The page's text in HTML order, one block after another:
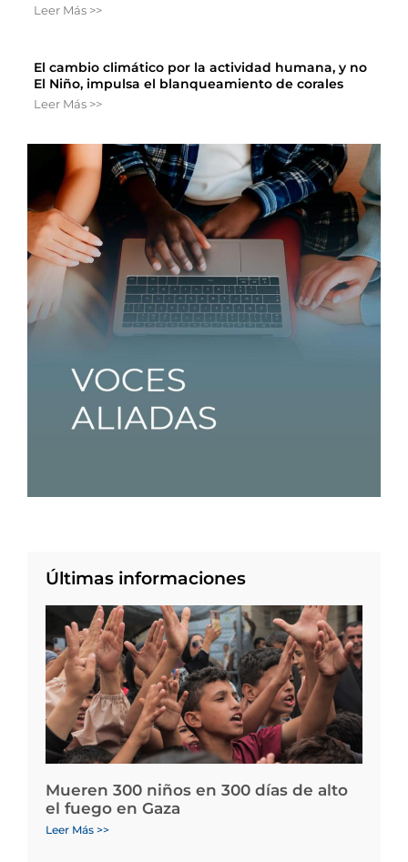
Leer Más >>
El cambio climático por la actividad humana, y no
El Niño, impulsa el blanqueamiento de corales
Leer Más >>
Últimas informaciones
Mueren 300 niños en 300 días de alto
el fuego en Gaza
Leer Más >>